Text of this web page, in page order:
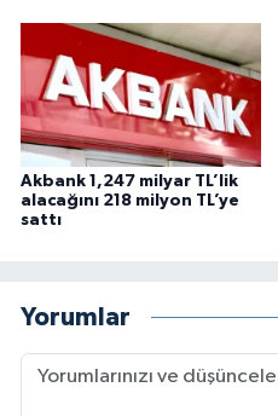
Akbank 1,247 milyar TL’lik
alacağını 218 milyon TL’ye
sattı
Yorumlar